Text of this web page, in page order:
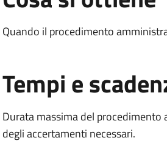
Quando il procedimento
Tempi e
Durata massima del
degli accertamenti necessari.